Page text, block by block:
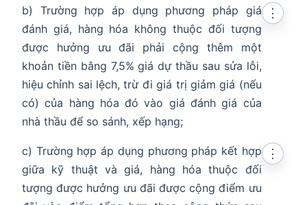
b) Trường hợp áp dụng phương pháp giá
đánh giá, hàng hóa không thuộc đối tượng
được hưởng ưu đãi phải cộng thêm một
khoản tiền bằng 7,5% giá dự thầu sau sửa lỗi,
hiệu chỉnh sai lệch, trừ đi giá trị giảm giá (nếu
có) của hàng hóa đó vào giá đánh giá của
nhà thầu để so sánh, xếp hạng;
⋮
c) Trường hợp áp dụng phương pháp kết hợp
giữa kỹ thuật và giá, hàng hóa thuộc đối
tượng được hưởng ưu đãi được cộng điểm ưu
⋮